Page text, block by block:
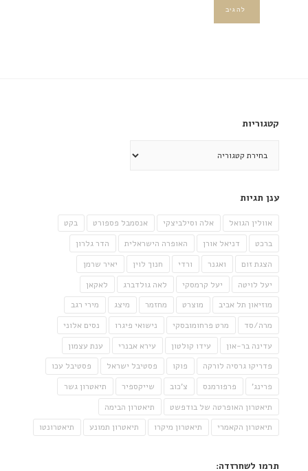
קטגוריות
ענן תגיות
אוולין הגואל אלה וסילביצקי אנסמבל פספורט
בקט
ברכט
דניאל אורן האופרה הישראלית
הדר גלרון
הצגת זום
ואגנר ורדי חנוך לוין
יאיר שרמן
יעל לויטה
יעל קרמסקי לאה גולדברג
לאקאן
מוזיאון תל אביב
מוצרט מחזמר מיצג
מירי רגב
מרה/סד
מרט פרחומובסקי נישואי פיגרו
נסים אלוני
עדינה בר-און
עידו קולטון עירא אבנרי
ענת עצמון
פדריקו גרסיה לורקה
פוקו פסטיבל ישראל
פסטיבל עכו
פרינג'
פרפורמנס צ'כוב שייקספיר
תיאטרון גשר
תיאטרון האופרטה של בודפשט
תיאטרון הבימה
תיאטרון הקאמרי
תיאטרון מיקרו תיאטרון תמונע תיאטרונטו
תרמו לשחרזדה: